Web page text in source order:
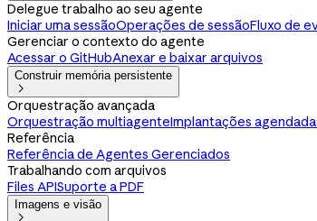
Delegue trabalho ao seu agente
Iniciar uma sessãoOperações de sessãoFluxo de
Gerenciar o contexto do agente
Acessar o GitHubAnexar e baixar arquivos
Construir memória persistente

Orquestração avançada
Orquestração multiagenteImplantações
Referência
Referência de Agentes Gerenciados
Trabalhando com arquivos
Files APISuporte a PDF
Imagens e visão
